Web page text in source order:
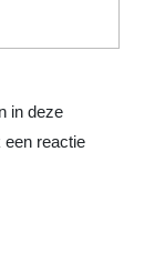
in deze
een reactie